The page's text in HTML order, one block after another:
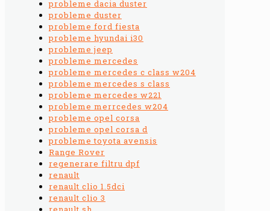
probleme dacia duster
probleme duster
probleme ford fiesta
probleme hyundai i30
probleme jeep
probleme mercedes
probleme mercedes c class w204
probleme mercedes s class
probleme mercedes w221
probleme merrcedes w204
probleme opel corsa
probleme opel corsa d
probleme toyota avensis
Range Rover
regenerare filtru dpf
renault
renault clio 1.5dci
renault clio 3